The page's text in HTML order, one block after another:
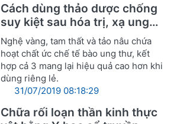
Cách dùng thảo dược chống
suy kiệt sau hóa trị, xạ ung
thư
Nghệ vàng, tam thất và tảo nâu chứa
hoạt chất ức chế tế bào ung thư, kết
hợp cả 3 mang lại hiệu quả cao hơn khi
dùng riêng lẻ.
31/07/2019 08:18:29
Chữa rối loạn thần kinh thực